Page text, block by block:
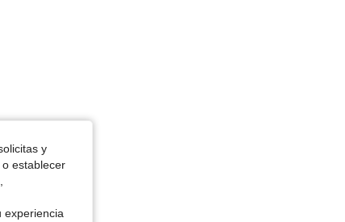
in, Caderas: 143 cm / 56 in, Color: Blanco y Negro, Talla: 1XL
y
establecer
experiencia